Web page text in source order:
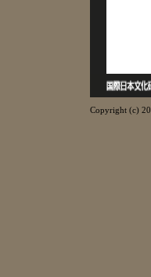
Copyright (c)